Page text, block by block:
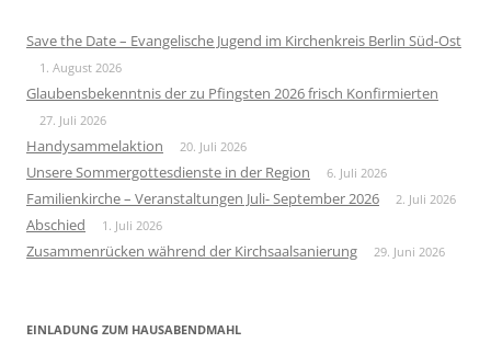
Save the Date – Evangelische Jugend im Kirchenkreis Berlin Süd-Ost
1. August 2026
Glaubensbekenntnis der zu Pfingsten 2026 frisch Konfirmierten
27. Juli 2026
Handysammelaktion 20. Juli 2026
Unsere Sommergottesdienste in der Region 6. Juli 2026
Familienkirche – Veranstaltungen Juli- September 2026 2. Juli 2026
Abschied 1. Juli 2026
Zusammenrücken während der Kirchsaalsanierung 29. Juni 2026
EINLADUNG ZUM HAUSABENDMAHL